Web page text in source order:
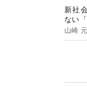
新社
ない
山崎 元